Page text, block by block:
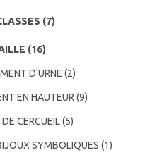
(7)
(16)
D'URNE (2)
EN HAUTEUR (9)
CERCUEIL (5)
SYMBOLIQUES (1)